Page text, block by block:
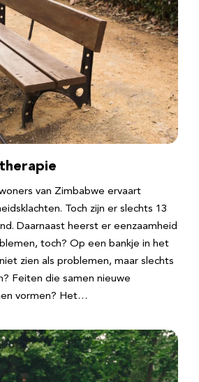
van Zimbabwe ervaart
Toch zijn er slechts 13
Daarnaast heerst er eenzaamheid
toch? Op een bankje in het
zien als problemen, maar slechts
Feiten die samen nieuwe
vormen? Het…